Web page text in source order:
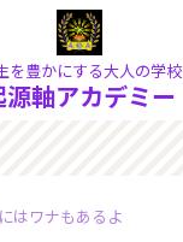
を豊かにする大人の学校
源軸アカデミー
はワナもあるよ